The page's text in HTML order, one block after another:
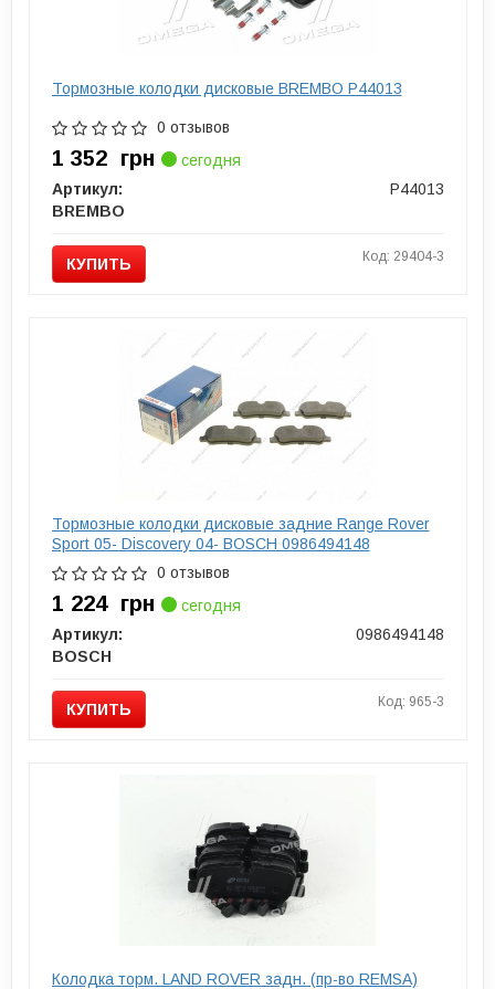
Тормозные колодки дисковые BREMBO P44013
0 отзывов
1 352 грн
сегодня
Артикул:
P44013
BREMBO
КУПИТЬ Код: 29404-3
Тормозные колодки дисковые задние Range Rover
Sport 05- Discovery 04- BOSCH 0986494148
0 отзывов
1 224 грн
сегодня
Артикул:
0986494148
BOSCH
КУПИТЬ Код: 965-3
Колодка торм. LAND ROVER задн. (пр-во REMSA)